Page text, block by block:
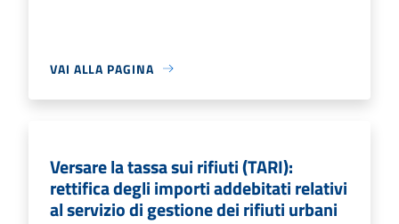
VAI ALLA PAGINA
Versare la tassa sui rifiuti (TARI):
rettifica degli importi addebitati relativi
al servizio di gestione dei rifiuti urbani